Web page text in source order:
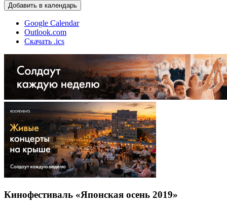
Добавить в календарь
Google Calendar
Outlook.com
Скачать .ics
Кинофестиваль «Японская осень 2019»